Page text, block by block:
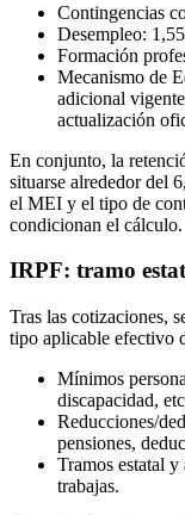
Contingencias
Desempleo:
Formación
Mecanismo de
adicional
actualización
En conjunto, la
situarse alrededor del
el MEI y el tipo de
condicionan el cálculo.
IRPF: tramo
Tras las cotizaciones,
tipo aplicable efectivo
Mínimos
discapacidad,
Reducciones/
pensiones,
Tramos estatal
trabajas.